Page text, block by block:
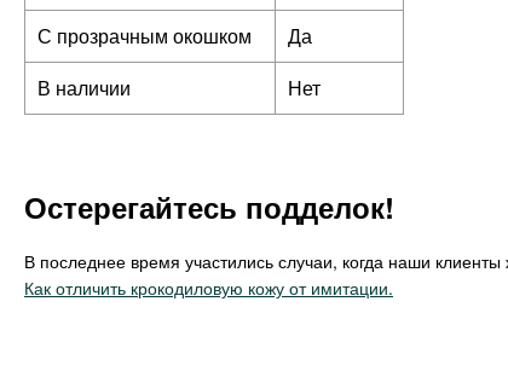
С прозрачным окошком
Да
В наличии
Нет
Остерегайтесь подделок!
В последнее время участились случаи, когда наши
Как отличить крокодиловую кожу от имитации.